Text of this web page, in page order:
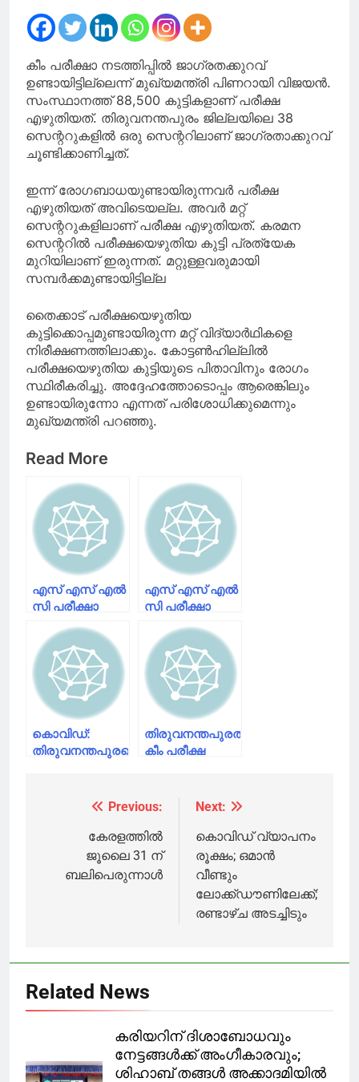
നെതന്യാഹുവും
കീം പരീക്ഷാ നടത്തിപ്പിൽ ജാഗ്രതക്കുറവ്
ഉണ്ടായിട്ടില്ലെന്ന് മുഖ്യമന്ത്രി പിണറായി വിജയൻ.
സംസ്ഥാനത്ത് 88,500 കുട്ടികളാണ് പരീക്ഷ
എഴുതിയത്. തിരുവനന്തപുരം ജില്ലയിലെ 38
സെന്ററുകളിൽ ഒരു സെന്ററിലാണ് ജാഗ്രതാക്കുറവ്
ചൂണ്ടിക്കാണിച്ചത്.
ഇന്ന് രോഗബാധയുണ്ടായിരുന്നവർ പരീക്ഷ
എഴുതിയത് അവിടെയല്ല. അവർ മറ്റ്
സെന്ററുകളിലാണ് പരീക്ഷ എഴുതിയത്. കരമന
സെന്ററിൽ പരീക്ഷയെഴുതിയ കുട്ടി പ്രത്യേക
മുറിയിലാണ് ഇരുന്നത്. മറ്റുള്ളവരുമായി
സമ്പർക്കമുണ്ടായിട്ടില്ല
തൈക്കാട് പരീക്ഷയെഴുതിയ
കുട്ടിക്കൊപ്പമുണ്ടായിരുന്ന മറ്റ് വിദ്യാർഥികളെ
നിരീക്ഷണത്തിലാക്കും. കോട്ടൺഹില്ലിൽ
പരീക്ഷയെഴുതിയ കുട്ടിയുടെ പിതാവിനും രോഗം
സ്ഥിരീകരിച്ചു. അദ്ദേഹത്തോടൊപ്പം ആരെങ്കിലും
ഉണ്ടായിരുന്നോ എന്നത് പരിശോധിക്കുമെന്നും
മുഖ്യമന്ത്രി പറഞ്ഞു.
Read More
എസ് എസ് എൽ
സി പരീക്ഷാ
ഫലം ഈ മാസം
30 ന്;
ഹയർസെക്കൺഡറി
രണ്ടാം വർഷം
ഫലം
അടുത്തമാസം
എസ് എസ് എൽ
സി പരീക്ഷാ
വിജയശതമാനം
ഏറ്റവും
കൂടുതലുള്ള
റവന്യു ജില്ല
പത്തനംതിട്ട,
കുറവ് വയനാട്
ജില്ല
കൊവിഡ്:
തിരുവനന്തപുരത്തെ
രോഗം; സ്ഥിതി
മുഖ്യമന്ത്രി
തിരുവനന്തപുരത്ത്
കീം പരീക്ഷ
navigation
Previous:
കേരളത്തില്‍
ജൂലൈ 31 ന്
ബലിപെരുന്നാൾ
Next:
കൊവിഡ് വ്യാപനം
രൂക്ഷം; ഒമാന്‍
വീണ്ടും
ലോക്ക്ഡൗണിലേക്ക്;
രണ്ടാഴ്ച അടച്ചിടും
Related News
കരിയറിന് ദിശാബോധവും
നേട്ടങ്ങൾക്ക് അംഗീകാരവും;
ശിഹാബ് തങ്ങൾ അക്കാദമിയിൽ